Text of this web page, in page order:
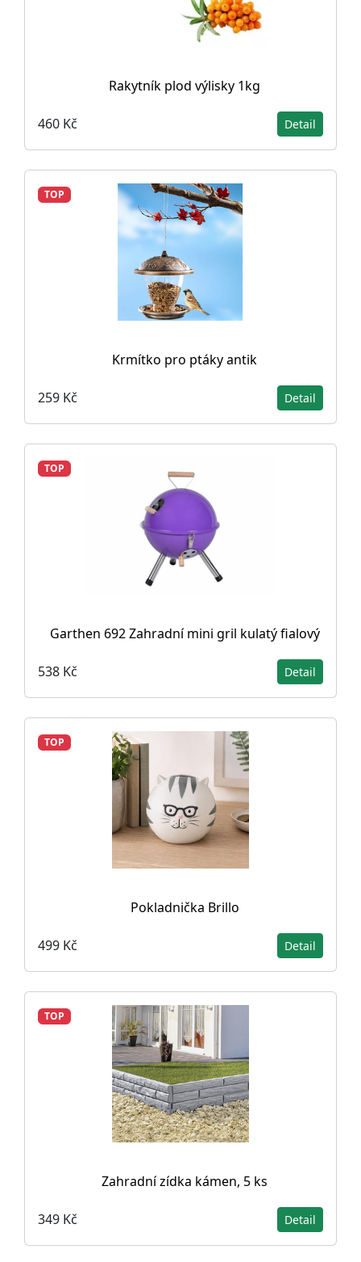
Rakytník plod výlisky 1kg
460 Kč Detail
TOP
Krmítko pro ptáky antik
259 Kč Detail
TOP
Garthen 692 Zahradní mini gril kulatý fialový
538 Kč Detail
TOP
Pokladnička Brillo
499 Kč Detail
TOP
Zahradní zídka kámen, 5 ks
349 Kč Detail